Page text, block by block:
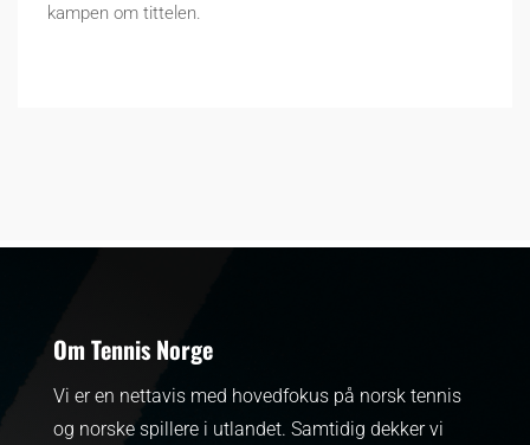
kampen om tittelen.
Om Tennis Norge
Vi er en nettavis med hovedfokus på norsk tennis
og norske spillere i utlandet. Samtidig dekker vi